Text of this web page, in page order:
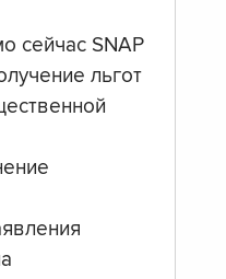
сейчас SNAP
льгот